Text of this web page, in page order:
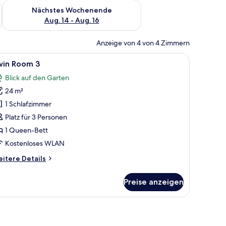
Aug. 7 - Aug. 9.
Nächstes Wochenende
Aug. 14 - Aug. 16
Überprüfe die Verfügbarkeit für nächstes Wochenende, Aug.
Anzeige von 4 von 4 Zimmern
und Stühlen, umgeben von üppigem Grün.Ein zweistöckiges Haus mit Strohdach,
6 Room 3
Blick auf den Garten
24 m²
1 Schlafzimmer
Platz für 3 Personen
1 Queen-Bett
Kostenloses WLAN
Details
Preise anzeigen